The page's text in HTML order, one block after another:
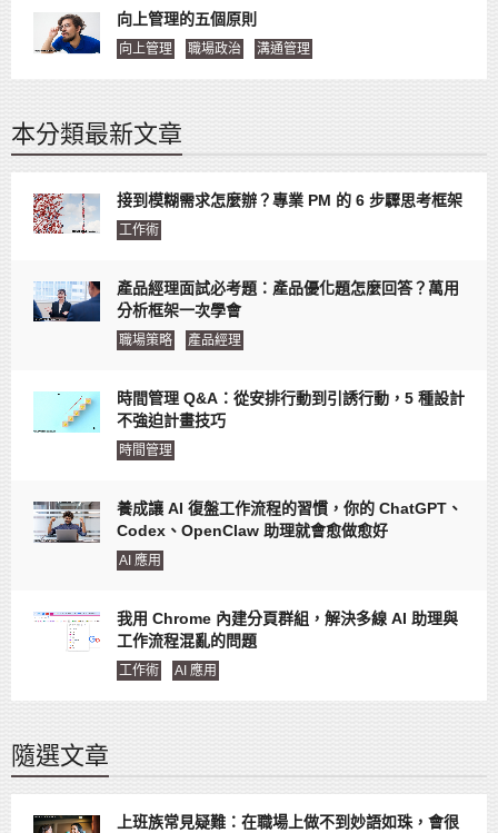
向上管理的五個原則
向上管理 職場政治 溝通管理
本分類最新文章
接到模糊需求怎麼辦？專業 PM 的 6 步驟思考框架
工作術
產品經理面試必考題：產品優化題怎麼回答？萬用
分析框架一次學會
職場策略 產品經理
時間管理 Q&A：從安排行動到引誘行動，5 種設計
不強迫計畫技巧
時間管理
養成讓 AI 復盤工作流程的習慣，你的 ChatGPT、
Codex、OpenClaw 助理就會愈做愈好
AI 應用
我用 Chrome 內建分頁群組，解決多線 AI 助理與
工作流程混亂的問題
工作術 AI 應用
隨選文章
上班族常見疑難：在職場上做不到妙語如珠，會很